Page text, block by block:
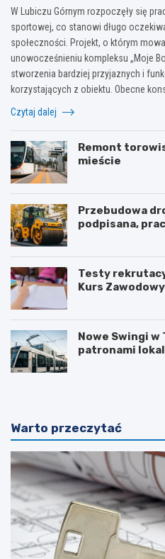
W Lubiczu Górnym rozpoczęły się
sportowej, co stanowi długo
społeczności. Projekt, o którym
unowocześnieniu kompleksu „Moje
stworzenia bardziej przyjaznych i
korzystających z obiektu. Obecne
Czytaj dalej
Remont
mieście
Przebudowa
podpisana,
Testy
Kurs
Nowe Swingi
patronami
Warto przeczytać